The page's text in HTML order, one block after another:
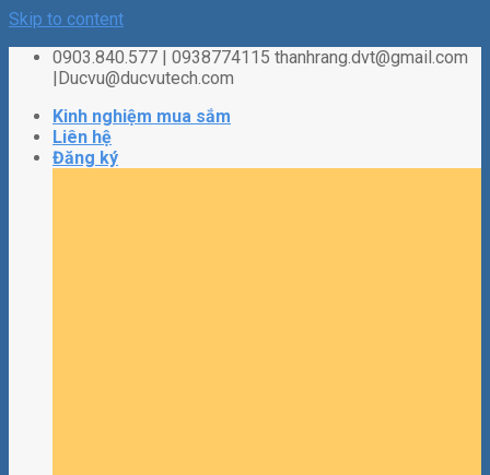
Skip to content
0903.840.577 | 0938774115 thanhrang.dvt@gmail.com
|Ducvu@ducvutech.com
Kinh nghiệm mua sắm
Liên hệ
Đăng ký